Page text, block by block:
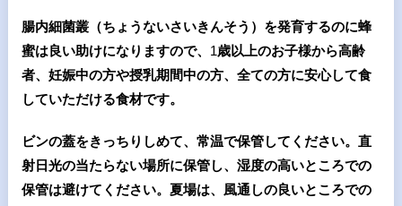
腸内細菌叢（ちょうないさいきんそう）を発育するのに蜂
蜜は良い助けになりますので、 1歳以上のお子様から高齢
者、妊娠中の方や授乳期間中の方、全ての方に安心して食
していただける食材です。
ビンの蓋をきっちりしめて、常温で保管してください。直
射日光の当たらない場所に保管し、湿度の高いところでの
保管は避けてください。夏場は、風通しの良いところでの